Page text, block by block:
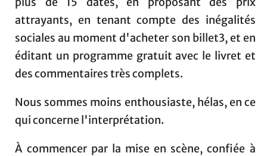
attrayants, en tenant compte des inégalités
sociales au moment d'acheter son billet3, et en
éditant un programme gratuit avec le livret et
des commentaires très complets.
Nous sommes moins enthousiaste, hélas, en ce
qui concerne l'interprétation.
À commencer par la mise en scène, confiée à